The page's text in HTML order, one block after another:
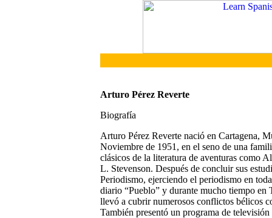
Arturo Pérez Reverte
Biografía
Arturo Pérez Reverte nació en Cartagena,
Noviembre de 1951, en el seno de una
clásicos de la literatura de aventuras como
L. Stevenson. Después de concluir sus
Periodismo, ejerciendo el periodismo en
diario “Pueblo” y durante mucho tiempo en
llevó a cubrir numerosos conflictos bélicos
También presentó un programa de